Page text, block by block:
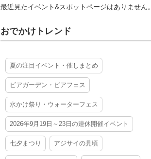
最近見たイベント&スポットページはありません。
おでかけトレンド
夏の注目イベント・催しまとめ
ビアガーデン・ビアフェス
水かけ祭り・ウォーターフェス
2026年9月19日～23日の連休開催イベント
七夕まつり アジサイの見頃